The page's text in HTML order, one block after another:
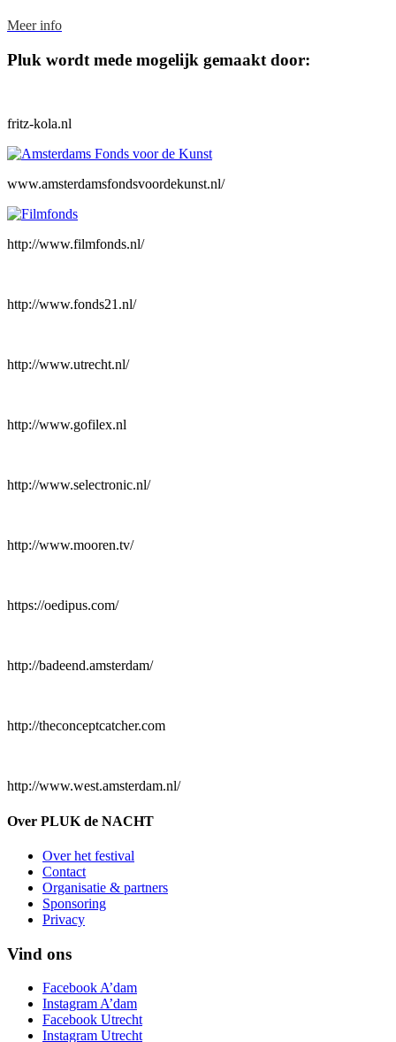
Meer info
Pluk wordt mede mogelijk gemaakt door:
fritz-kola.nl
www.amsterdamsfondsvoordekunst.nl/
http://www.filmfonds.nl/
http://www.fonds21.nl/
http://www.utrecht.nl/
http://www.gofilex.nl
http://www.selectronic.nl/
http://www.mooren.tv/
https://oedipus.com/
http://badeend.amsterdam/
http://theconceptcatcher.com
http://www.west.amsterdam.nl/
Over PLUK de NACHT
Over het festival
Contact
Organisatie & partners
Sponsoring
Privacy
Vind ons
Facebook A’dam
Instagram A’dam
Facebook Utrecht
Instagram Utrecht